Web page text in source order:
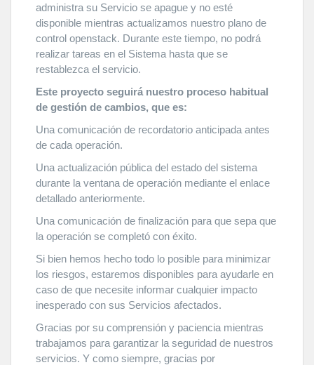
administra su Servicio se apague y no esté
disponible mientras actualizamos nuestro plano de
control openstack. Durante este tiempo, no podrá
realizar tareas en el Sistema hasta que se
restablezca el servicio.
Este proyecto seguirá nuestro proceso habitual
de gestión de cambios, que es:
Una comunicación de recordatorio anticipada antes
de cada operación.
Una actualización pública del estado del sistema
durante la ventana de operación mediante el enlace
detallado anteriormente.
Una comunicación de finalización para que sepa que
la operación se completó con éxito.
Si bien hemos hecho todo lo posible para minimizar
los riesgos, estaremos disponibles para ayudarle en
caso de que necesite informar cualquier impacto
inesperado con sus Servicios afectados.
Gracias por su comprensión y paciencia mientras
trabajamos para garantizar la seguridad de nuestros
servicios. Y como siempre, gracias por